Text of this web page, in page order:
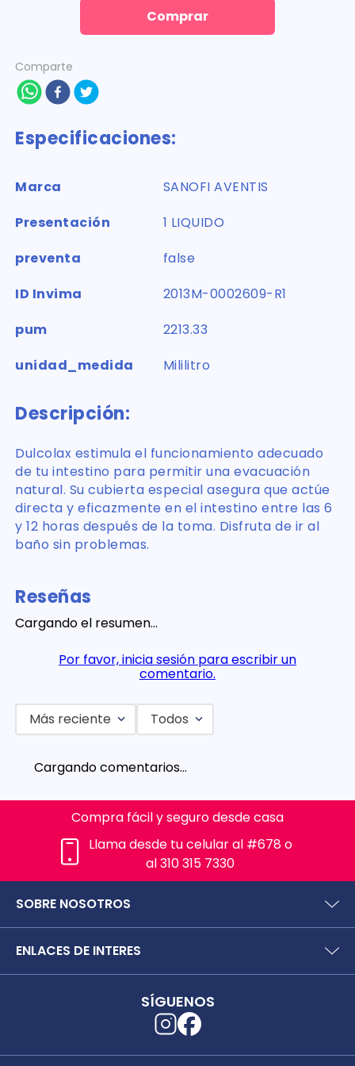
Comprar
Comparte
Especificaciones:
Marca
SANOFI AVENTIS
Presentación
1 LIQUIDO
preventa
false
ID Invima
2013M-0002609-R1
pum
2213.33
unidad_medida
Mililitro
Descripción:
Dulcolax estimula el funcionamiento adecuado
de tu intestino para permitir una evacuación
natural. Su cubierta especial asegura que actúe
directa y eficazmente en el intestino entre las 6
y 12 horas después de la toma. Disfruta de ir al
baño sin problemas.
Reseñas
Cargando el resumen…
Por favor, inicia sesión para escribir un
comentario.
Más reciente Todos
Cargando comentarios…
Compra fácil y seguro desde casa
Llama desde tu celular al #678 o
al 310 315 7330
SOBRE NOSOTROS
Preguntas frecuentes
Políticas y términos de uso
Términos y condiciones puntos saludables
Separata digital
ENLACES DE INTERES
SÍGUENOS